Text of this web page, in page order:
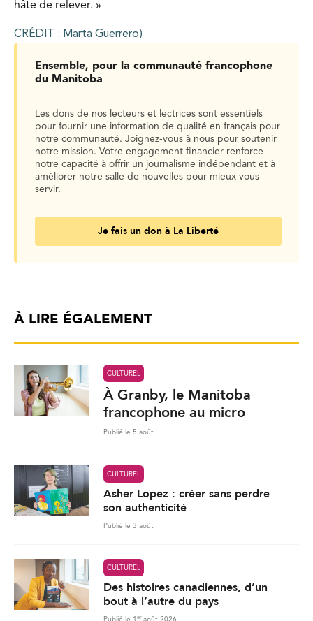
hâte de relever. »
CRÉDIT : Marta Guerrero)
Ensemble, pour la communauté francophone
du Manitoba
Les dons de nos lecteurs et lectrices sont essentiels
pour fournir une information de qualité en français pour
notre communauté. Joignez-vous à nous pour soutenir
notre mission. Votre engagement financier renforce
notre capacité à offrir un journalisme indépendant et à
améliorer notre salle de nouvelles pour mieux vous
servir.
Je fais un don à La Liberté
À LIRE ÉGALEMENT
CULTUREL
À Granby, le Manitoba
francophone au micro
Publié le 5 août
CULTUREL
Asher Lopez : créer sans perdre
son authenticité
Publié le 3 août
CULTUREL
Des histoires canadiennes, d’un
bout à l’autre du pays
Publié le 1 er août 2026